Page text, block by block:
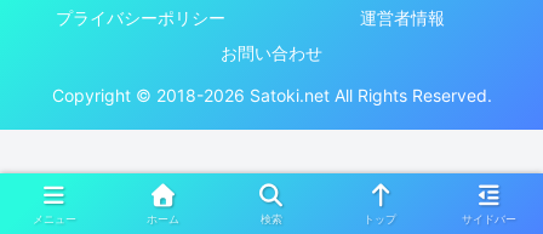
プライバシーポリシー
運営者情報
お問い合わせ
Copyright © 2018-2026 Satoki.net All Rights Reserved.
メニュー ホーム 検索 トップ サイドバー